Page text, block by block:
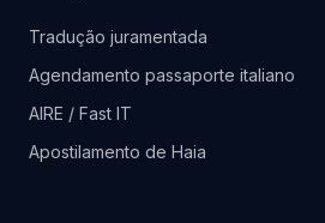
Tradução juramentada
Agendamento passaporte italiano
AIRE / Fast IT
Apostilamento de Haia